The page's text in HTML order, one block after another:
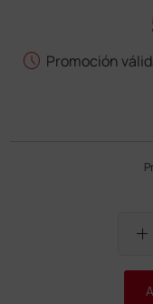
schedule Promoción
add